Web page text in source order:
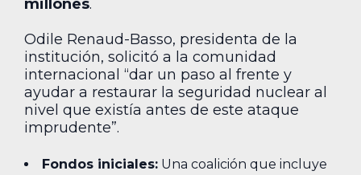
millones.
Odile Renaud-Basso, presidenta de la
institución, solicitó a la comunidad
internacional “dar un paso al frente y
ayudar a restaurar la seguridad nuclear al
nivel que existía antes de este ataque
imprudente”.
Fondos iniciales: Una coalición que incluye